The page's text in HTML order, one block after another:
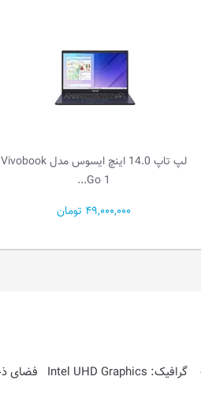
لپ تاپ 14.0 اینچ ایسوس مدل Vivobook
Go 1...
55,500,000 تومان